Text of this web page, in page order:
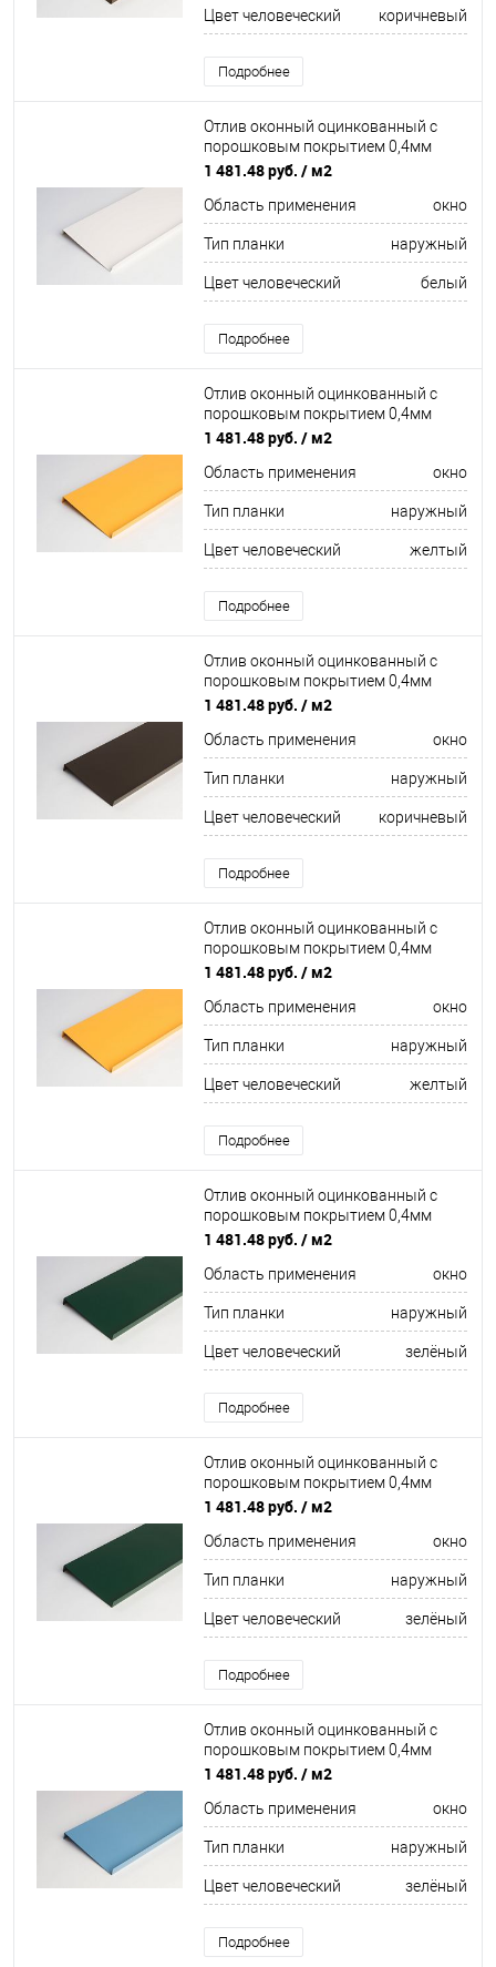
Цвет человеческий коричневый
Подробнее
Отлив оконный оцинкованный c
порошковым покрытием 0,4мм
ширина более 625 мм RAL 9010
1 481.48 руб. / м2
Область применения окно
Тип планки наружный
Цвет человеческий белый
Подробнее
Отлив оконный оцинкованный c
порошковым покрытием 0,4мм
ширина более 625 мм RAL 1021
1 481.48 руб. / м2
Область применения окно
Тип планки наружный
Цвет человеческий желтый
Подробнее
Отлив оконный оцинкованный c
порошковым покрытием 0,4мм
ширина более 625 мм RAL 8019
1 481.48 руб. / м2
Область применения окно
Тип планки наружный
Цвет человеческий коричневый
Подробнее
Отлив оконный оцинкованный c
порошковым покрытием 0,4мм
ширина более 625 мм RAL 1001
1 481.48 руб. / м2
Область применения окно
Тип планки наружный
Цвет человеческий желтый
Подробнее
Отлив оконный оцинкованный c
порошковым покрытием 0,4мм
ширина более 625 мм RAL 6006
1 481.48 руб. / м2
Область применения окно
Тип планки наружный
Цвет человеческий зелёный
Подробнее
Отлив оконный оцинкованный c
порошковым покрытием 0,4мм
ширина более 625 мм RAL 6016
1 481.48 руб. / м2
Область применения окно
Тип планки наружный
Цвет человеческий зелёный
Подробнее
Отлив оконный оцинкованный c
порошковым покрытием 0,4мм
ширина более 625 мм RAL 6003
1 481.48 руб. / м2
Область применения окно
Тип планки наружный
Цвет человеческий зелёный
Подробнее